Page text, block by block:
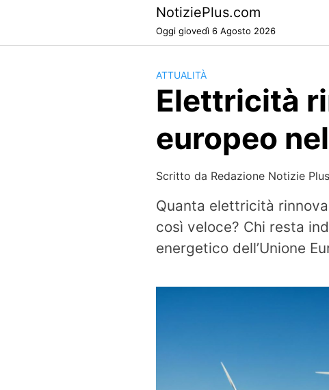
NotiziePlus.com
Oggi giovedì 6 Agosto 2026
ATTUALITÀ
Elettricità
europeo
Scritto da Redazione Notizie Plus
Quanta elettricità
così veloce? Chi resta
energetico dell’Unione